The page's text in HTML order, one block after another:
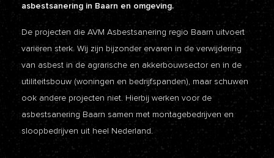
asbestsanering in Baarn en omgeving.
De projecten die AVM Asbestsanering regio Baarn uitvoert
variëren sterk. Wij zijn bijzonder ervaren in de verwijdering
van asbest in de agrarische en akkerbouwsector en in de
utiliteitsbouw (woningen en bedrijfspanden), maar schuwen
ook andere projecten niet. Hierbij werken voor de
asbestsanering Baarn samen met montagebedrijven en
sloopbedrijven uit heel Nederland.